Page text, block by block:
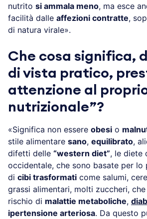
nutrito si ammala meno, ma esce
facilità dalle affezioni contratte,
di natura virale».
Che cosa significa,
di vista pratico,
attenzione al
nutrizionale”?
«Significa non essere obesi o
stile alimentare sano, equilibrato,
difetti delle “western diet”, le diete
occidentale, che sono basate per lo
di cibi trasformati come salumi,
grassi alimentari, molti zuccheri,
rischio di malattie metaboliche,
ipertensione arteriosa. Da questo